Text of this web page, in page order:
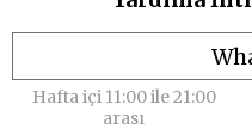
Hafta içi 11:00 ile 21:00
arası